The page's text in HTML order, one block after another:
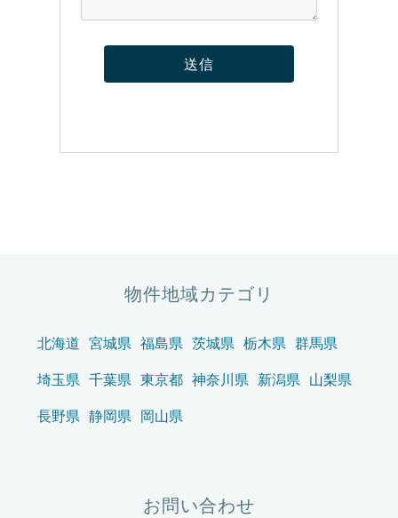
物件地域カテゴリ
北海道 宮城県 福島県 茨城県 栃木県 群馬県
埼玉県 千葉県 東京都 神奈川県 新潟県 山梨県
長野県 静岡県 岡山県
お問い合わせ